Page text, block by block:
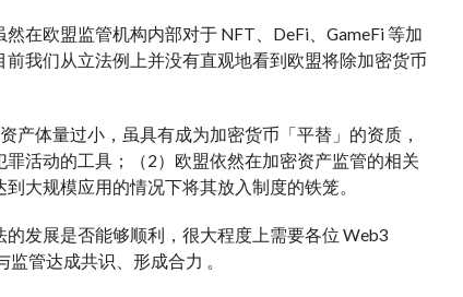
在欧盟监管机构内部对于 NFT、DeFi、GameFi 等加
我们从立法例上并没有直观地看到欧盟将除加密货币
体量过小，虽具有成为加密货币「平替」的资质，
活动的工具；（2）欧盟依然在加密资产监管的相关
大规模应用的情况下将其放入制度的铁笼。
发展是否能够顺利，很大程度上需要各位 Web3
管达成共识、形成合力 。